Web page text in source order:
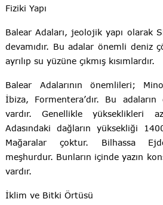
Fiziki Yapı
Balear Adaları, jeolojik yapı olarak
devamıdır. Bu adalar önemli deniz
ayrılıp su yüzüne çıkmış kısımlardır.
Balear Adalarının önemlileri;
İbiza, Formentera’dır. Bu
vardır. Genellikle yükseklikleri
Adasındaki dağların yüksekliği
Mağaralar çoktur. Bilhassa
meşhurdur. Bunların içinde yazın
vardır.
İklim ve Bitki Örtüsü